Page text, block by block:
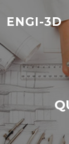
contenido
ENGI-3D